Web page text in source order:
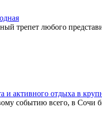
трепет любого
и активного отдыха в
событию всего, в